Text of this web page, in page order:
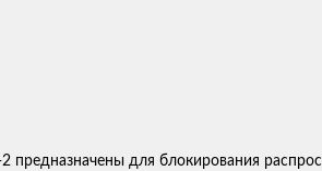
для блокирования